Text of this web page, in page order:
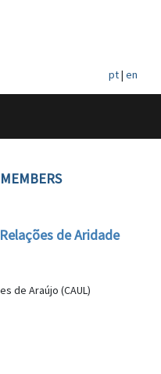
pt| en
de Aridade
de Araújo (CAUL)